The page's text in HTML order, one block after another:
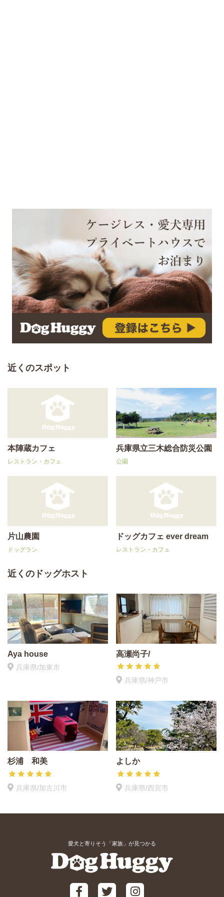
近くのスポット
本陣蔵カフェ
レストラン・カフェ
兵庫県立三木総合防災公園
公園
片山農園
ドッグラン
ドッグカフェ ever dream
レストラン・カフェ
近くのドッグホスト
Aya house
兵庫県/加東市
高瀬尚子/
兵庫県/神戸市
杉浦 和美
兵庫県/加古川市
よしか
兵庫県/西宮市
愛犬と寄りそう「家族」が見つかる